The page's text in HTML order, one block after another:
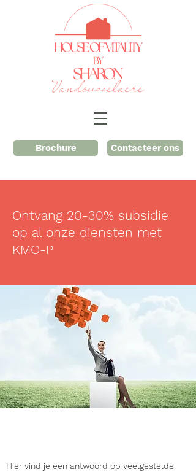
Brochure Contacteer ons
Ontvang 20-30% subsidie
op al onze diensten met
KMO-P
Hier vind je een antwoord op veelgestelde